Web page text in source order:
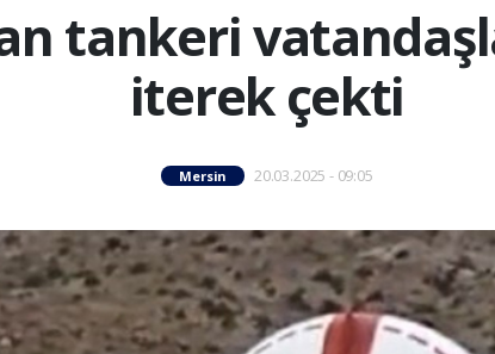
tankeri
iterek çekti
Mersin 20.03.2025 - 09:05